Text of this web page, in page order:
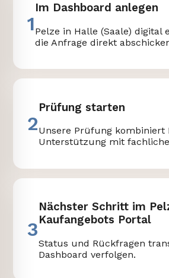
1
Im Dashboard anlegen
Pelze in Halle (Saale) digital
die Anfrage direkt
2
Prüfung starten
Unsere Prüfung kombiniert
Unterstützung mit
3
Nächster Schritt im
Kaufangebots Portal
Status und Rückfragen
Dashboard verfolgen.